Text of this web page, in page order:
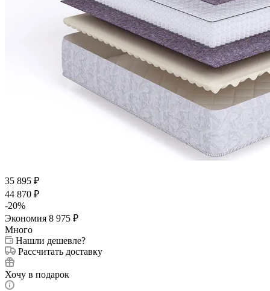
35 895 ₽
44 870 ₽
-20%
Экономия 8 975 ₽
Много
Нашли дешевле?
Рассчитать доставку
Хочу в подарок